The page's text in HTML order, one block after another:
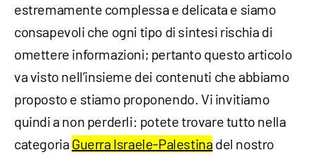
estremamente complessa e delicata e siamo
consapevoli che ogni tipo di sintesi rischia di
omettere informazioni; pertanto questo articolo
va visto nell’insieme dei contenuti che abbiamo
proposto e stiamo proponendo. Vi invitiamo
quindi a non perderli: potete trovare tutto nella
categoria Guerra Israele-Palestina del nostro